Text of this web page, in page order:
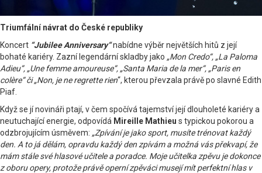
Triumfální návrat do České republiky
Koncert “Jubilee Anniversary“nabídne výběr největších hitů z její
bohaté kariéry. Zazní legendární skladby jako „Mon Credo“, „La Paloma
Adieu“, „Une femme amoureuse“, „Santa Maria de la mer“, „Paris en
colère“ či „Non, je ne regrette rien“, kterou převzala právě po slavné Edith
Piaf.
Když se jí novináři ptají, v čem spočívá tajemství její dlouholeté kariéry a
neutuchající energie, odpovídá Mireille Mathieu s typickou pokorou a
odzbrojujícím úsměvem: „Zpívání je jako sport, musíte trénovat každý
den. A to já dělám, opravdu každý den zpívám a možná vás překvapí, že
mám stále své hlasové učitele a poradce. Moje učitelka zpěvu je dokonce
z oboru opery, protože právě operní zpěváci musejí mít perfektní hlas v